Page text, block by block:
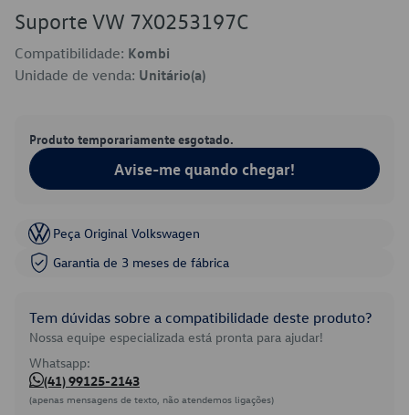
Suporte VW 7X0253197C
Compatibilidade: Kombi
Unidade de venda: Unitário(a)
Produto temporariamente esgotado.
Avise-me quando chegar!
Peça Original Volkswagen
Garantia de 3 meses de fábrica
Tem dúvidas sobre a compatibilidade deste produto?
Nossa equipe especializada está pronta para ajudar!
Whatsapp:
(41) 99125-2143
(apenas mensagens de texto, não atendemos ligações)